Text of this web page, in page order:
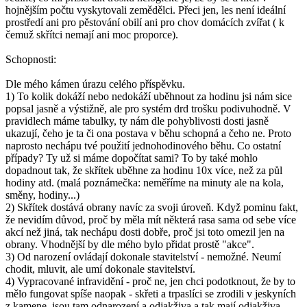
hojnějším počtu vyskytovali zemědělci. Přeci jen, les není ideální
prostředí ani pro pěstování obilí ani pro chov domácích zvířat ( k
čemuž skřítci nemají ani moc proporce).
Schopnosti:
Dle mého kámen úrazu celého příspěvku.
1) To kolik dokáží nebo nedokáží uběhnout za hodinu jsi nám sice
popsal jasně a výstižně, ale pro systém drd trošku podivuhodně. V
pravidlech máme tabulky, ty nám dle pohyblivosti dosti jasně
ukazují, čeho je ta či ona postava v běhu schopná a čeho ne. Proto
naprosto nechápu tvé použití jednohodinového běhu. Co ostatní
případy? Ty už si máme dopočítat sami? To by také mohlo
dopadnout tak, že skřítek uběhne za hodinu 10x více, než za půl
hodiny atd. (malá poznámečka: neměříme na minuty ale na kola,
směny, hodiny...)
2) Skřítek dostává obrany navíc za svoji úroveň. Když pominu fakt,
že nevidím důvod, proč by měla mít některá rasa sama od sebe více
akcí než jiná, tak nechápu dosti dobře, proč jsi toto omezil jen na
obrany. Vhodnější by dle mého bylo přidat prostě "akce".
3) Od narození ovládají dokonale stavitelství - nemožné. Neumí
chodit, mluvit, ale umí dokonale stavitelství.
4) Vypracované infravidění - proč ne, jen chci podotknout, že by to
mělo fungovat spíše naopak - skřeti a trpaslíci se zrodili v jeskyních